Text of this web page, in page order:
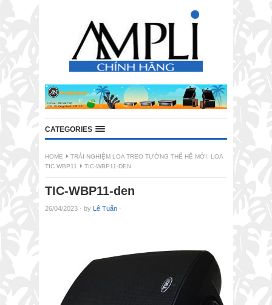
CATEGORIES
HOME
TRẢI NGHIỆM LOA TREO TƯỜNG THẾ HỆ MỚI: LOA
TIC WBP11
TIC-WBP11-DEN
TIC-WBP11-den
26/04/2023 · by Lê Tuấn ·